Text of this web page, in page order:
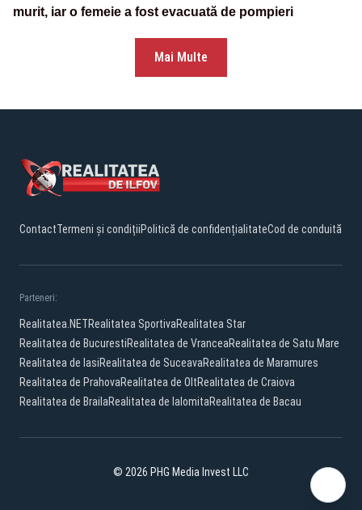
murit, iar o femeie a fost evacuată de pompieri
Mai Multe
ContactTermeni și condițiiPolitică de confidențialitateCod de conduită
Parteneri:
Realitatea.NETRealitatea SportivaRealitatea Star
Realitatea de BucurestiRealitatea de VranceaRealitatea de Satu Mare
Realitatea de IasiRealitatea de SuceavaRealitatea de Maramures
Realitatea de PrahovaRealitatea de OltRealitatea de Craiova
Realitatea de BrailaRealitatea de IalomitaRealitatea de Bacau
© 2026 PHG Media Invest LLC